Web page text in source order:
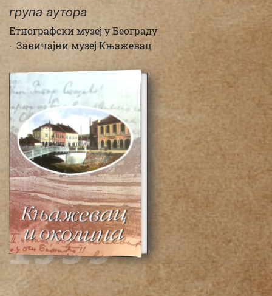
Сва
издања
Водичи
Каталози
група аутора
Етнографски музеј у Београду
Завичајни музеј Књажевац
1999